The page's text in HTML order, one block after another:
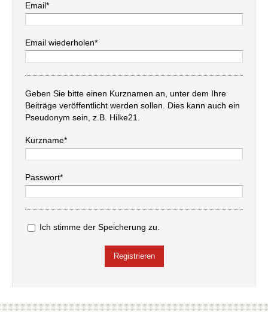
Email*
Email wiederholen*
Geben Sie bitte einen Kurznamen an, unter dem Ihre
Beiträge veröffentlicht werden sollen. Dies kann auch ein
Pseudonym sein, z.B. Hilke21.
Kurzname*
Passwort*
Ich stimme der Speicherung zu.